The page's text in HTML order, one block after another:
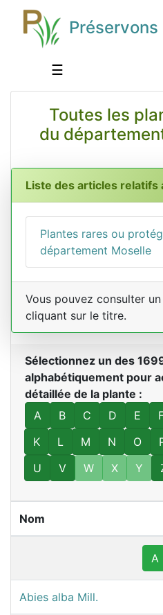
☰
Toutes les
du
Liste des articles relatifs
Plantes rares ou
département Moselle
Vous pouvez consulter
cliquant sur le titre.
Sélectionnez un des
alphabétiquement pour
détaillée de la plante :
A
B C D E
K
L M N O
U
V W X Y
Nom
A
Abies alba Mill.